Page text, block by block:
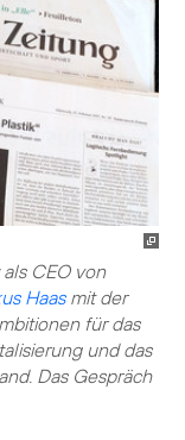
CEO von
Haasmit der
für das
und das
Das Gespräch